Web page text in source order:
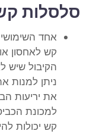
סלסלות
אחד
קש לאחסון
הקיבול שיש
ניתן למנות
את יריעות
למכונת
קש יכולות